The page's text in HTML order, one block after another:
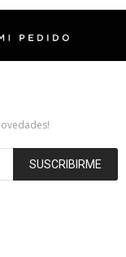
SUSCRIBIRME